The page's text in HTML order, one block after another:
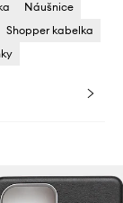
Náušnice
Shopper kabelka